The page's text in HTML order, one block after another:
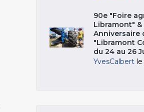
90e "Foire
Libramont" &
Anniversaire
"Libramont
du 24 au 26
YvesCalbert